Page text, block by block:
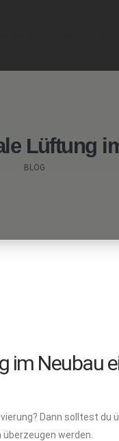
Lüftung
BLOG
im Neubau
Dann solltest du
werden.